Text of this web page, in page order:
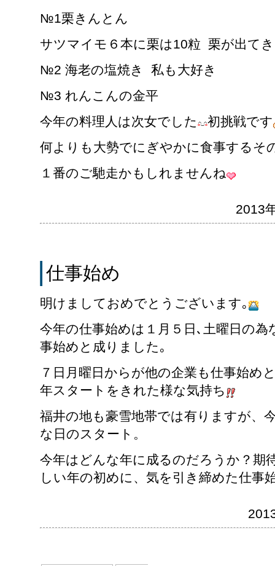
№1栗きんとん
サツマイモ６本に栗は10粒 栗が出て
№2 海老の塩焼き 私も大好き
№3 れんこんの金平
今年の料理人は次女でした
初挑戦です
何よりも大勢でにぎやかに食事するそ
１番のご馳走かもしれませんね
2013
仕事始め
明けましておめでとうございます｡
今年の仕事始めは１月５日､土曜日の
事始めと成りました｡
７日月曜日からが他の企業も仕事始め
年スタートをきれた様な気持ち
福井の地も豪雪地帯では有りますが、
な日のスタート。
今年はどんな年に成るのだろうか？期
しい年の初めに、気を引き締めた仕事